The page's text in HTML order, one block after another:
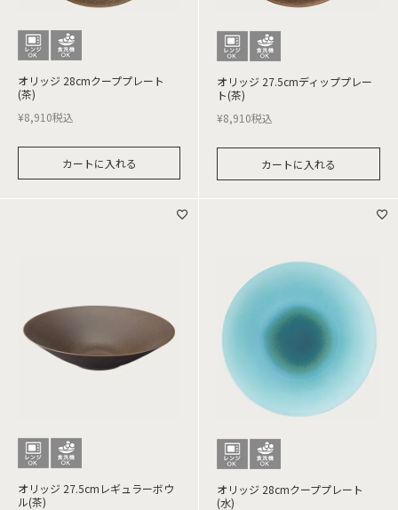
オリッジ 28cmクーププレート
(茶)
¥8,910税込
カートに入れる
オリッジ 27.5cmディッププレー
ト(茶)
¥8,910税込
カートに入れる
オリッジ 27.5cmレギュラーボウ
ル(茶)
オリッジ 28cmクーププレート
(水)